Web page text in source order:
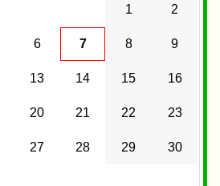
1 2
6 7 8 9
13 14 15 16
20 21 22 23
27 28 29 30